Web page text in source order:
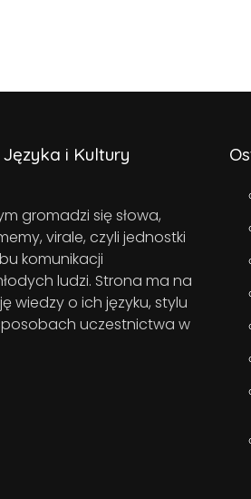
i Kultury
gromadzi się słowa,
virale, czyli jednostki
komunikacji
ludzi. Strona ma na
wiedzy o ich języku, stylu
uczestnictwa w